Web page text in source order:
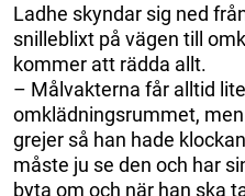
Ladhe skyndar sig ned
snilleblixt på vägen till
kommer att rädda allt.
– Målvakterna får alltid
omklädningsrummet,
grejer så han hade
måste ju se den och har
byta om och när han ska